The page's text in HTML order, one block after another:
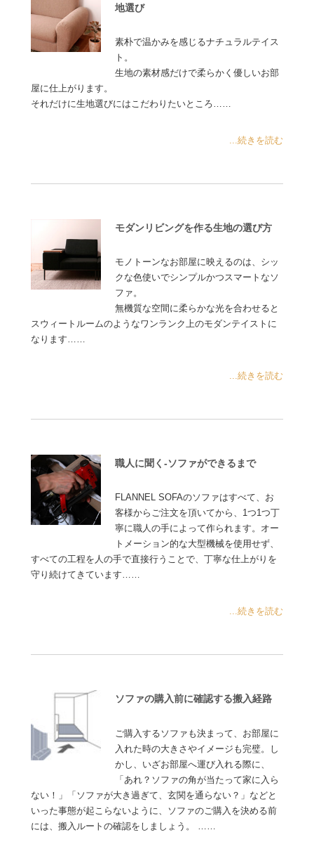
地選び
素朴で温かみを感じるナチュラルテイス
ト。
生地の素材感だけで柔らかく優しいお部
屋に仕上がります。
それだけに生地選びにはこだわりたいところ……
...続きを読む
モダンリビングを作る生地の選び方
モノトーンなお部屋に映えるのは、シッ
クな色使いでシンプルかつスマートなソ
ファ。
無機質な空間に柔らかな光を合わせると
スウィートルームのようなワンランク上のモダンテイストに
なります……
...続きを読む
職人に聞く-ソファができるまで
FLANNEL SOFAのソファはすべて、お
客様からご注文を頂いてから、1つ1つ丁
寧に職人の手によって作られます。オー
トメーション的な大型機械を使用せず、
すべての工程を人の手で直接行うことで、丁寧な仕上がりを
守り続けてきています……
...続きを読む
ソファの購入前に確認する搬入経路
ご購入するソファも決まって、お部屋に
入れた時の大きさやイメージも完璧。し
かし、いざお部屋へ運び入れる際に、
「あれ？ソファの角が当たって家に入ら
ない！」「ソファが大き過ぎて、玄関を通らない？」などと
いった事態が起こらないように、ソファのご購入を決める前
には、搬入ルートの確認をしましょう。 ……